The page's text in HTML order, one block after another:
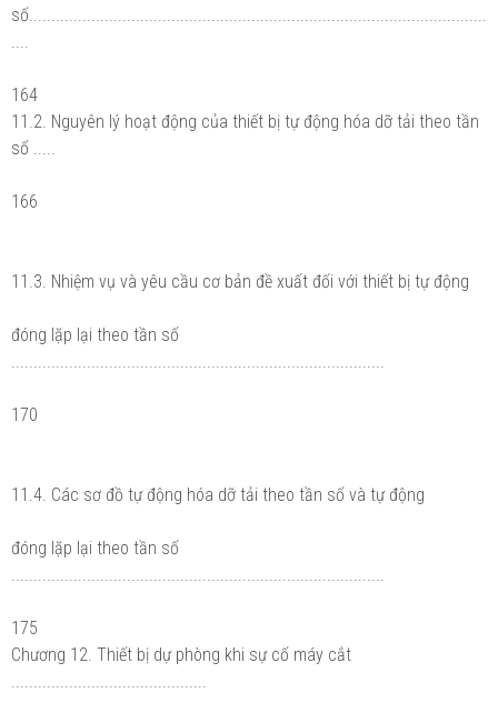
số.......................................................................................................
164
11.2. Nguyên lý hoạt động của thiết bị tự động hóa dỡ tải theo tần
số .....
166
11.3. Nhiệm vụ và yêu cầu cơ bản đề xuất đối với thiết bị tự động
đóng lặp lại theo tần số
170
11.4. Các sơ đồ tự động hóa dỡ tải theo tần số và tự động
đóng lặp lại theo tần số
175
Chương 12. Thiết bị dự phòng khi sự cố máy cắt